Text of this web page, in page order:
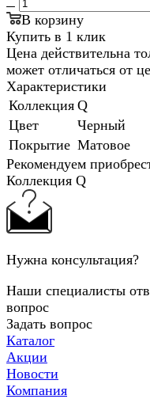
В корзину
Купить в 1 клик
Цена действительна
может отличаться от
Характеристики
Коллекция Q
Цвет
Черный
Покрытие Матовое
Рекомендуем
Коллекция Q
Нужна консультация?
Наши специалисты
вопрос
Задать вопрос
Каталог
Акции
Новости
Компания